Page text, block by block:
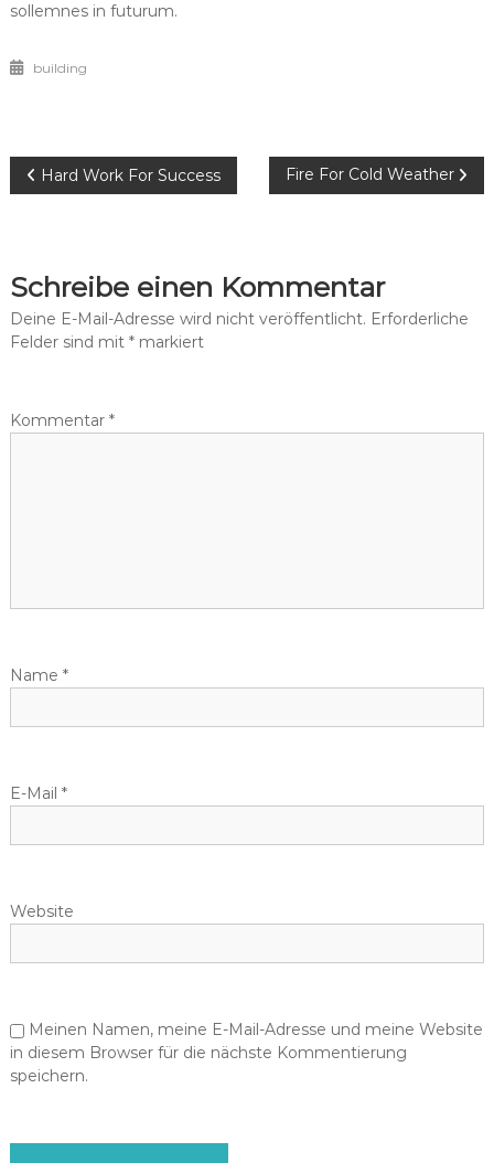
sollemnes in futurum.
building
Beitrags-
Hard Work For Success Fire For Cold Weather
Schreibe einen Kommentar
Deine E-Mail-Adresse wird nicht veröffentlicht. Erforderliche
Felder sind mit *markiert
Kommentar *
Name *
E-Mail *
Website
Meinen Namen, meine E-Mail-Adresse und meine Website
in diesem Browser für die nächste Kommentierung
speichern.